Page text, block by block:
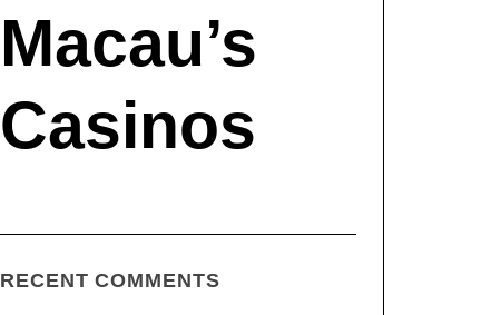
Macau’s
Casinos
RECENT COMMENTS